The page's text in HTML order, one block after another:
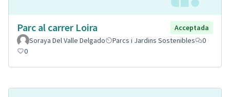
Parc al carrer Loira
Acceptada
Soraya Del Valle Delgado
Parcs i Jardins Sostenibles
0
0